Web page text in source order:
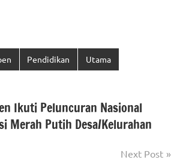
Pendidikan Utama
Ikuti Peluncuran Nasional
Merah Putih Desa/Kelurahan
Next Post